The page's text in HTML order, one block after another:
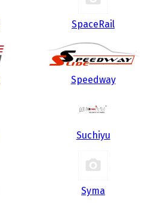
SpaceRail
Speedway
Suchiyu
Syma